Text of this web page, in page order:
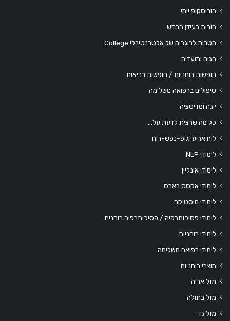
הורוסקופ יומי
הורות בעידן החדש
הטבות לבוגרים של אלטרנטיבלי College
חגים ומועדים
חופשות רוחניות / חופשות בריאות
טיפולים ברפואה משלימה
יוגה ומדיטציה
כל מה שרצית לדעת על…
לוח ארועי גופ-נפש-רוח
לימודי NLP
לימודי אונליין
לימודי אקסס בארס
לימודי מיסטיקה
לימודי פסיכותרפיה / פסיכותרפיה רוחנית
לימודי רוחניות
לימודי רפואה משלימה
מוצרי רוחניות
מזל אריה
מזל בתולה
מזל גדי